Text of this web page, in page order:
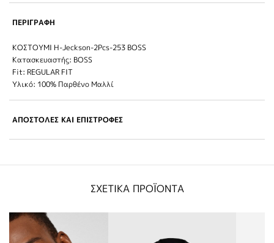
ΠΕΡΙΓΡΑΦΗ
ΚΟΣΤΟΥΜΙ H-Jeckson-2Pcs-253 BOSS
Κατασκευαστής: BOSS
Fit: REGULAR FIT
Υλικό: 100% Παρθένο Μαλλί
ΑΠΟΣΤΟΛΕΣ ΚΑΙ ΕΠΙΣΤΡΟΦΕΣ
ΣΧΕΤΙΚΑ ΠΡΟΪΟΝΤΑ